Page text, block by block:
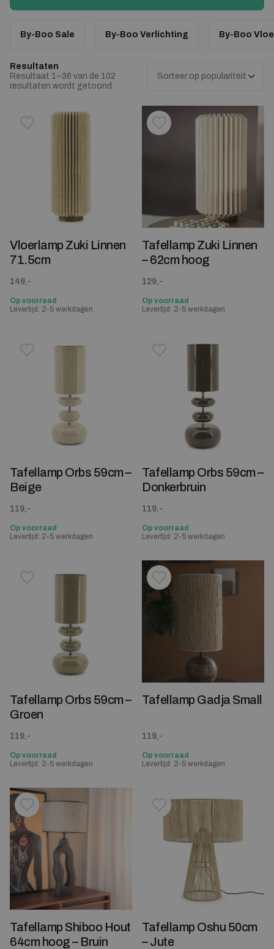
By-Boo Sale By-Boo Verlichting By-Boo
Resultaten
Resultaat 1–36 van de 102
resultaten wordt getoond
Toevoegen aan verlanglijstje
Verwijderen van verlanglijst
Vloerlamp Zuki Linnen
71.5cm
149,-
Op voorraad
Levertijd: 2-5 werkdagen
Toevoegen aan
Verwijderen van verlanglijst
Tafellamp Zuki Linnen
– 62cm hoog
129,-
Op voorraad
Levertijd: 2-5 werkdagen
Toevoegen aan verlanglijstje
Verwijderen van verlanglijst
Tafellamp Orbs 59cm –
Beige
119,-
Op voorraad
Levertijd: 2-5 werkdagen
Toevoegen aan
Verwijderen van verlanglijst
Tafellamp Orbs 59cm –
Donkerbruin
119,-
Op voorraad
Levertijd: 2-5 werkdagen
Toevoegen aan verlanglijstje
Verwijderen van verlanglijst
Tafellamp Orbs 59cm –
Groen
119,-
Op voorraad
Levertijd: 2-5 werkdagen
Toevoegen aan
Verwijderen van verlanglijst
Tafellamp Gadja Small
119,-
Op voorraad
Levertijd: 2-5 werkdagen
Toevoegen aan verlanglijstje
Verwijderen van verlanglijst
Tafellamp Shiboo Hout
64cm hoog – Bruin
Toevoegen aan
Verwijderen van verlanglijst
Tafellamp Oshu 50cm
– Jute